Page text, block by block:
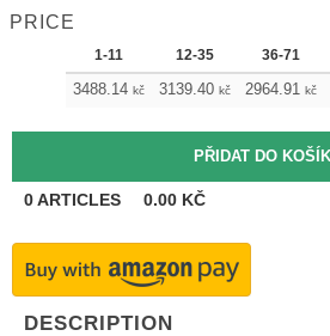
PRICE
1-11 12-35 36-71
3488.14 kč 3139.40 kč 2964.91 kč
0ARTICLES 0.00 KČ
DESCRIPTION